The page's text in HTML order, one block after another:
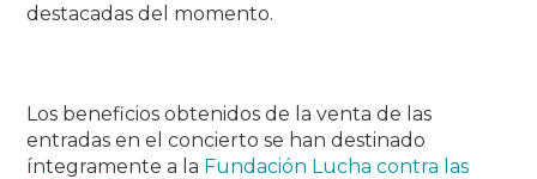
destacadas del momento.
Los beneficios obtenidos de la venta de las
entradas en el concierto se han destinado
íntegramente a la Fundación Lucha contra las